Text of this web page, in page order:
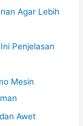
Agar Lebih
Penjelasan
Mesin
Awet